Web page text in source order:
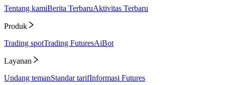
Tentang kamiBerita TerbaruAktivitas Terbaru
Produk
Trading spotTrading FuturesAiBot
Layanan
Undang temanStandar tarifInformasi Futures